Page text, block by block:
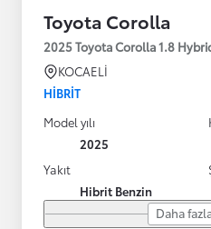
Toyota Corolla
2025 Toyota Corolla 1.8
KOCAELİ
HIBRIT
Model yılı
2025
Yakıt
Hibrit Benzin
Daha